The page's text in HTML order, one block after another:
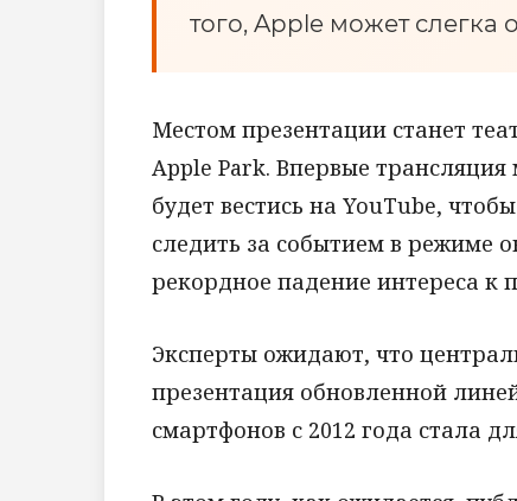
того, Apple может слегка
Местом презентации станет
Apple Park. Впервые трансляция
будет вестись на YouTube,
следить за событием в режиме
рекордное падение интереса к
Эксперты ожидают, что
презентация обновленной
смартфонов с 2012 года стала